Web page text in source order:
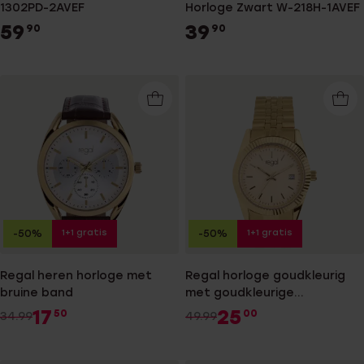
1302PD-2AVEF
59 90
Horloge Zwart W-218H-1AVEF
39 90
Regal heren horloge met
bruine band
34.9917 50
-50% 1+1 gratis
Regal horloge goudkleurig
met goudkleurige
wijzerplaat
49.9925 00
-50% 1+1 gratis